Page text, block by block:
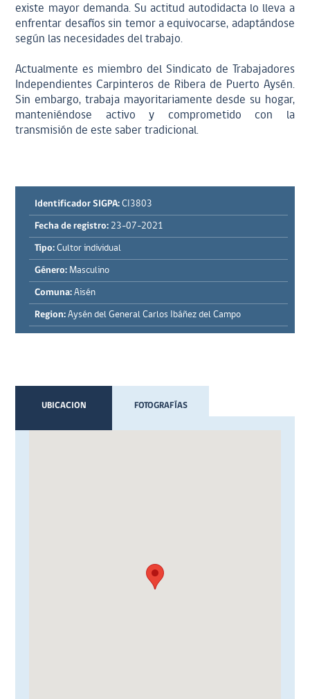
existe mayor demanda. Su actitud autodidacta lo lleva a
enfrentar desafíos sin temor a equivocarse, adaptándose
según las necesidades del trabajo.
Actualmente es miembro del Sindicato de Trabajadores
Independientes Carpinteros de Ribera de Puerto Aysén.
Sin embargo, trabaja mayoritariamente desde su hogar,
manteniéndose activo y comprometido con la
transmisión de este saber tradicional.
Identificador SIGPA: CI3803
Fecha de registro: 23-07-2021
Tipo: Cultor individual
Género: Masculino
Comuna: Aisén
Region: Aysén del General Carlos Ibáñez del Campo
UBICACION FOTOGRAFÍAS